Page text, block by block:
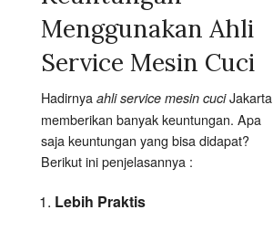
Menggunakan Ahli
Service Mesin Cuci
Hadirnya ahli service mesin cuciJakarta
memberikan banyak keuntungan. Apa
saja keuntungan yang bisa didapat?
Berikut ini penjelasannya :
Lebih Praktis